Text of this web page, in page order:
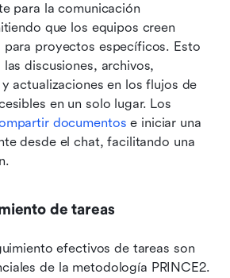
para la comunicación
que los equipos creen
para proyectos específicos. Esto
discusiones, archivos,
actualizaciones en los flujos de
en un solo lugar. Los
documentos e iniciar una
desde el chat, facilitando una
de tareas
efectivos de tareas son
de la metodología PRINCE2.